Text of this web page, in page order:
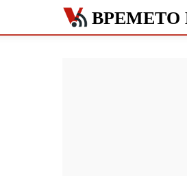
ВРЕМЕТО